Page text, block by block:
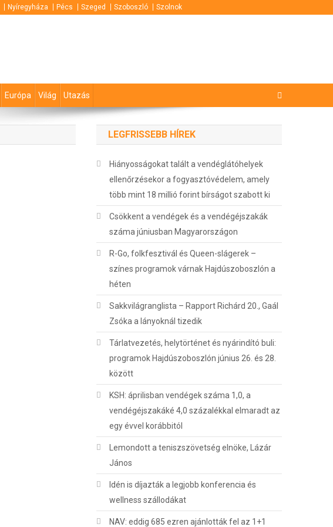
Nyíregyháza Pécs Szeged Szoboszló Szolnok
Európa Világ Utazás
LEGFRISSEBB HÍREK
Hiányosságokat talált a vendéglátóhelyek
ellenőrzésekor a fogyasztóvédelem, amely
több mint 18 millió forint bírságot szabott ki
Csökkent a vendégek és a vendégéjszakák
száma júniusban Magyarországon
R-Go, folkfesztivál és Queen-slágerek –
színes programok várnak Hajdúszoboszlón a
héten
Sakkvilágranglista – Rapport Richárd 20., Gaál
Zsóka a lányoknál tizedik
Tárlatvezetés, helytörténet és nyárindító buli:
programok Hajdúszoboszlón június 26. és 28.
között
KSH: áprilisban vendégek száma 1,0, a
vendégéjszakáké 4,0 százalékkal elmaradt az
egy évvel korábbitól
Lemondott a teniszszövetség elnöke, Lázár
János
Idén is díjazták a legjobb konferencia és
wellness szállodákat
NAV: eddig 685 ezren ajánlották fel az 1+1